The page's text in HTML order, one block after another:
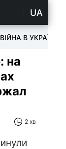
UA
ВІЙНА В УКРАЇНІ
на
2 хв